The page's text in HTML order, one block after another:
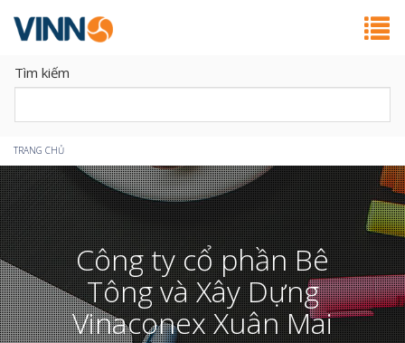
Tìm kiếm
Bạn
đang
ở
đây
TRANG CHỦ
Công ty cổ phần Bê
Tông và Xây Dựng
Vinaconex Xuân Mai